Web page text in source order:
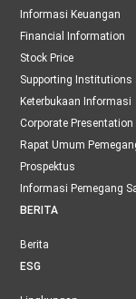
Informasi Keuangan
Financial Information
Stock Price
Supporting Institutions
Keterbukaan Informasi
Corporate Presentation
Rapat Umum
Prospektus
Informasi Pemegang
BERITA
Berita
ESG